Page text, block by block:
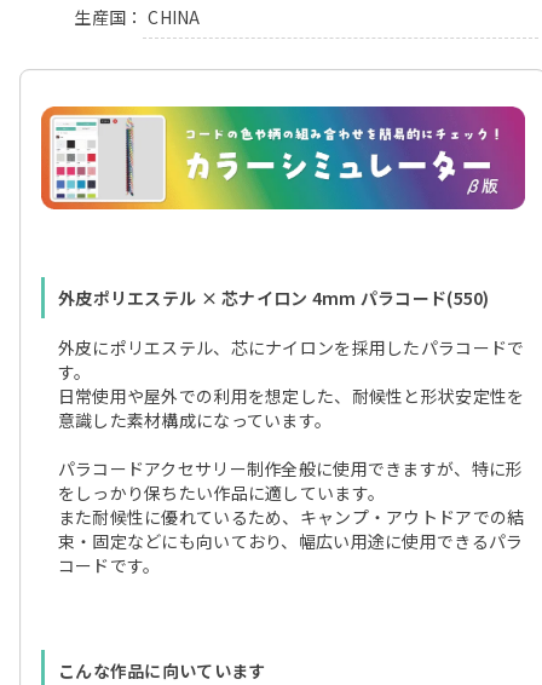
生産国 CHINA
外皮ポリエステル × 芯ナイロン 4mm パラコード(550)
外皮にポリエステル、芯にナイロンを採用したパラコードで
す。
日常使用や屋外での利用を想定した、耐候性と形状安定性を
意識した素材構成になっています。
パラコードアクセサリー制作全般に使用できますが、特に形
をしっかり保ちたい作品に適しています。
また耐候性に優れているため、キャンプ・アウトドアでの結
束・固定などにも向いており、幅広い用途に使用できるパラ
コードです。
こんな作品に向いています